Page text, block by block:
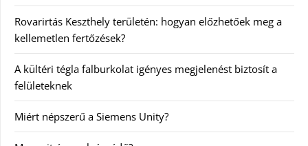
Rovarirtás Keszthely területén: hogyan előzhetőek meg a
kellemetlen fertőzések?
A kültéri tégla falburkolat igényes megjelenést biztosít a
felületeknek
Miért népszerű a Siemens Unity?